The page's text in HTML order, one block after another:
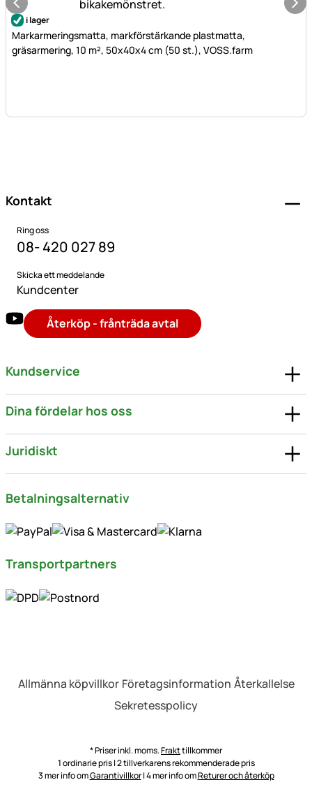
i lager
Markarmeringsmatta, markförstärkande plastmatta,
gräsarmering, 10 m², 50x40x4 cm (50 st.), VOSS.farm
Kontakt
Ring oss
08- 420 027 89
Skicka ett meddelande
Kundcenter
Återköp - frånträda avtal
Kundservice
Dina fördelar hos oss
Juridiskt
Betalningsalternativ
Transportpartners
Allmänna köpvillkor Företagsinformation Återkallelse
Sekretesspolicy
* Priser inkl. moms.Frakttillkommer
1 ordinarie pris | 2 tillverkarens rekommenderade pris
3 mer info omGarantivillkor| 4 mer info omReturer och återköp